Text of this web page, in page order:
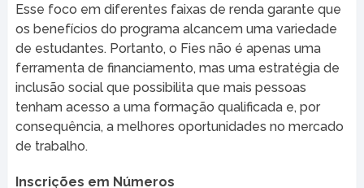
Esse foco em diferentes faixas de renda garante que
os benefícios do programa alcancem uma variedade
de estudantes. Portanto, o Fies não é apenas uma
ferramenta de financiamento, mas uma estratégia de
inclusão social que possibilita que mais pessoas
tenham acesso a uma formação qualificada e, por
consequência, a melhores oportunidades no mercado
de trabalho.
Inscrições em Números